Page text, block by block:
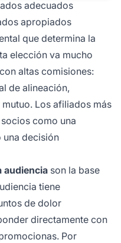
adecuados
apropiados
que determina la
elección va mucho
altas comisiones:
de alineación,
Los afiliados más
como una
una decisión
audiencia son la base
tiene
de dolor
directamente con
Por